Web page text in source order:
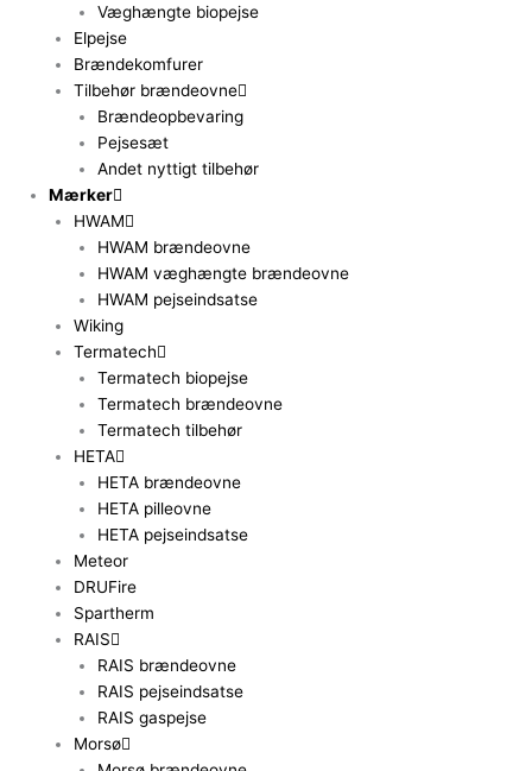
Væghængte biopejse
Elpejse
Brændekomfurer
Tilbehør brændeovne
Brændeopbevaring
Pejsesæt
Andet nyttigt tilbehør
Mærker
HWAM
HWAM brændeovne
HWAM væghængte brændeovne
HWAM pejseindsatse
Wiking
Termatech
Termatech biopejse
Termatech brændeovne
Termatech tilbehør
HETA
HETA brændeovne
HETA pilleovne
HETA pejseindsatse
Meteor
DRUFire
Spartherm
RAIS
RAIS brændeovne
RAIS pejseindsatse
RAIS gaspejse
Morsø